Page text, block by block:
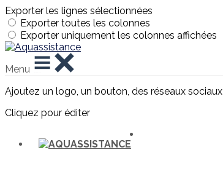
Exporter les lignes sélectionnées
Exporter toutes les colonnes
Exporter uniquement les colonnes affichées
Menu
Ajoutez un logo, un bouton, des réseaux sociaux
Cliquez pour éditer